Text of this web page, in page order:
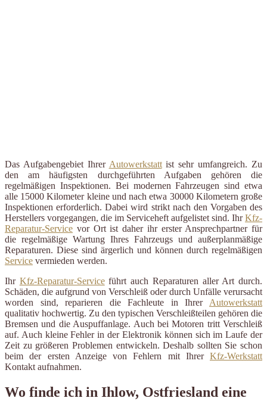
Das Aufgabengebiet Ihrer Autowerkstattist sehr umfangreich. Zu
den am häufigsten durchgeführten Aufgaben gehören die
regelmäßigen Inspektionen. Bei modernen Fahrzeugen sind etwa
alle 15000 Kilometer kleine und nach etwa 30000 Kilometern große
Inspektionen erforderlich. Dabei wird strikt nach den Vorgaben des
Herstellers vorgegangen, die im Serviceheft aufgelistet sind. IhrKfz-
Reparatur-Service vor Ort ist daher ihr erster Ansprechpartner für
die regelmäßige Wartung Ihres Fahrzeugs und außerplanmäßige
Reparaturen. Diese sind ärgerlich und können durch regelmäßigen
Service vermieden werden.
Ihr Kfz-Reparatur-Serviceführt auch Reparaturen aller Art durch.
Schäden, die aufgrund von Verschleiß oder durch Unfälle verursacht
worden sind, reparieren die Fachleute in Ihrer Autowerkstatt
qualitativ hochwertig. Zu den typischen Verschleißteilen gehören die
Bremsen und die Auspuffanlage. Auch bei Motoren tritt Verschleiß
auf. Auch kleine Fehler in der Elektronik können sich im Laufe der
Zeit zu größeren Problemen entwickeln. Deshalb sollten Sie schon
beim der ersten Anzeige von Fehlern mit Ihrer Kfz-Werkstatt
Kontakt aufnahmen.
Wo finde ich in Ihlow, Ostfriesland eine